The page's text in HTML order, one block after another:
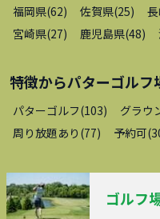
福岡県(62) 佐賀県(25)
宮崎県(27) 鹿児島県(48)
特徴からパターゴルフ
パターゴルフ(103) グラウ
周り放題あり (77) 予約可(
ゴルフ